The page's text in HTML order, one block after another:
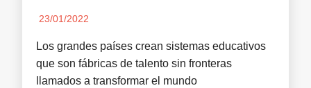
23/01/2022
Los grandes países crean sistemas educativos
que son fábricas de talento sin fronteras
llamados a transformar el mundo